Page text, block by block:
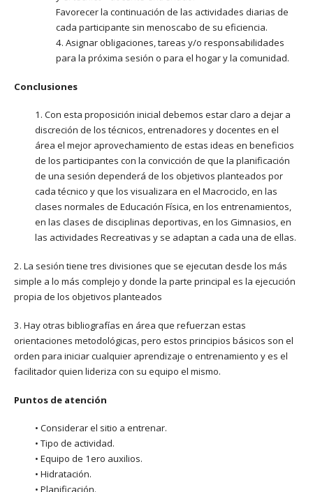
Favorecer la continuación de las actividades diarias de
cada participante sin menoscabo de su eficiencia.
4. Asignar obligaciones, tareas y/o responsabilidades
para la próxima sesión o para el hogar y la comunidad.
Conclusiones
1. Con esta proposición inicial debemos estar claro a dejar a
discreción de los técnicos, entrenadores y docentes en el
área el mejor aprovechamiento de estas ideas en beneficios
de los participantes con la convicción de que la planificación
de una sesión dependerá de los objetivos planteados por
cada técnico y que los visualizara en el Macrociclo, en las
clases normales de Educación Física, en los entrenamientos,
en las clases de disciplinas deportivas, en los Gimnasios, en
las actividades Recreativas y se adaptan a cada una de ellas.
2. La sesión tiene tres divisiones que se ejecutan desde los más
simple a lo más complejo y donde la parte principal es la ejecución
propia de los objetivos planteados
3. Hay otras bibliografías en área que refuerzan estas
orientaciones metodológicas, pero estos principios básicos son el
orden para iniciar cualquier aprendizaje o entrenamiento y es el
facilitador quien lideriza con su equipo el mismo.
Puntos de atención
• Considerar el sitio a entrenar.
• Tipo de actividad.
• Equipo de 1ero auxilios.
• Hidratación.
• Planificación.